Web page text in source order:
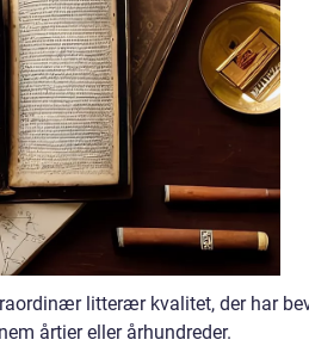
litterær kvalitet, der har
årtier eller århundreder.